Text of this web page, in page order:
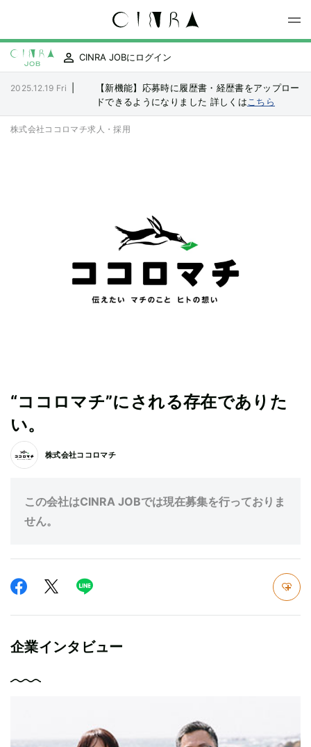
CINRA JOBにログイン
2025.12.19 Fri
【新機能】応募時に履歴書・経歴書をアップロー
ドできるようになりました 詳しくは こちら
株式会社ココロマチ求人・採用
“ココロマチ”にされる存在でありた
い。
株式会社ココロマチ
この会社はCINRA JOBでは現在募集を行っておりま
せん。
企業インタビュー